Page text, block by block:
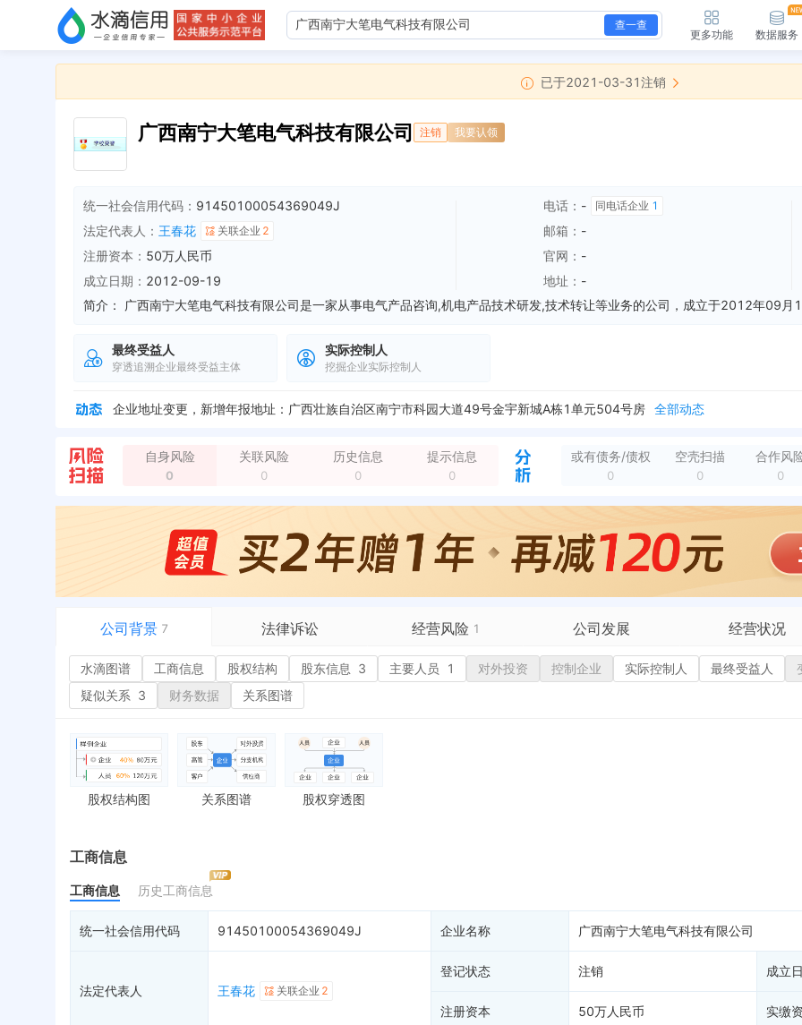
查一查
更多功能 数据服务
已于2021-03-31注销
广西南宁大笔电气科技有限公司 注销 我要认领
统一社会信用代码： 91450100054369049J
法定代表人： 王春花 关联企业 2
注册资本： 50万人民币
成立日期： 2012-09-19
电话： - 同电话企业 1
邮箱： -
官网： -
地址： -
简介：
最终受益人
穿透追溯企业最终受益主体
实际控制人
挖掘企业实际控制人
企业地址变更，新增年报地址：广西壮族自治区南宁市科园大道49号金宇新城A栋1单元504号房 全部动态
企业地址变更，新增年报地址：南宁市秀灵路东三里26号2单元
全部动态
企业地址变更，新增年报地址：广西壮族自治区南宁市秀灵路东三里26号2单元
全部动态
企业地址变更，新增年报地址：广西壮族自治区南宁市秀灵路东三里26号2单元301号
企业地址变更，新增年报地址：南宁市秀灵路东三里26号2单元301号 全部动态
自身风险
0
关联风险
0
历史信息
0
提示信息
0
或有债务/债权
0
空壳扫描
0
合作风
0
公司背景 7 法律诉讼 经营风险 1 公司发展 经营状况
水滴图谱
工商信息
股东信息
主要人员 1
对外投资
控制企业
最终受益人
企业年报
工商自主公示
财务数据
司法案件
立案信息
法院公告
裁判文书
送达公告
被执行人
终本案件
询价评估
司法协助
或有债务债权
1
注销备案
融资历史
招投标
信用评价
进出口信用
地块公示
水滴图谱 工商信息 股权结构 股东信息 3 主要人员 1 对外投资 控制企业 实际控制人 最终受益人
疑似关系 3 财务数据 关系图谱
股权结构图 关系图谱 股权穿透图
工商信息
工商信息 历史工商信息
统一社会信用代码 91450100054369049J 企业名称 广西南宁大笔电气科技有限公司
法定代表人 王春花 关联企业 2
登记状态 注销 成立
注册资本 50万人民币 实缴